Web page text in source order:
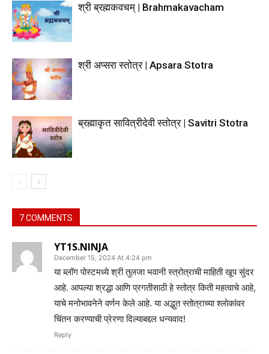
श्री ब्रह्मकवचम् | Brahmakavacham
श्री अप्सरा स्तोत्र | Apsara Stotra
ब्रह्माकृत सावित्रीदेवी स्तोत्र | Savitri Stotra
7 COMMENTS
YT1S.NINJA
December 15, 2024 At 4:24 pm
या ब्लॉग पोस्टमध्ये श्री तुलजा भवानी स्त्रोत्राची माहिती खूप सुंदर
आहे. आपल्या श्रद्धा आणि प्रगतीसाठी हे स्तोत्र किती महत्वाचे आहे,
याचे मनोभावनेने वर्णन केले आहे. या अद्भुत स्तोत्राच्या श्लोकांवर
चिंतन करण्याची प्रेरणा दिल्याबद्दल धन्यवाद!
Reply